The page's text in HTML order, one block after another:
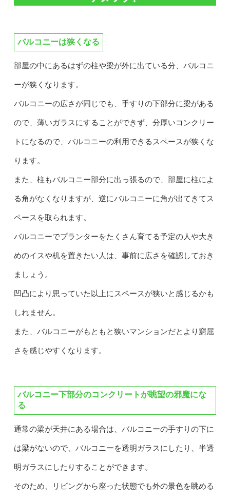
バルコニーは狭くなる
部屋の中にあるはずの柱や梁が外に出ている分、バルコニ
ーが狭くなります。
バルコニーの広さが同じでも、手すりの下部分に梁がある
ので、薄いガラスにすることができず、分厚いコンクリー
トになるので、バルコニーの利用できるスペースが狭くな
ります。
また、柱もバルコニー部分に出っ張るので、部屋に柱によ
る角がなくなりますが、逆にバルコニーに角が出てきてス
ペースを取られます。
バルコニーでプランターをたくさん育てる予定の人や大き
めのイスや机を置きたい人は、事前に広さを確認しておき
ましょう。
凹凸により思っていた以上にスペースが狭いと感じるかも
しれません。
また、バルコニーがもともと狭いマンションだとより窮屈
さを感じやすくなります。
バルコニー下部分のコンクリートが眺望の邪魔にな
る
通常の梁が天井にある場合は、バルコニーの手すりの下に
は梁がないので、バルコニーを透明ガラスにしたり、半透
明ガラスにしたりすることができます。
そのため、リビングから座った状態でも外の景色を眺める